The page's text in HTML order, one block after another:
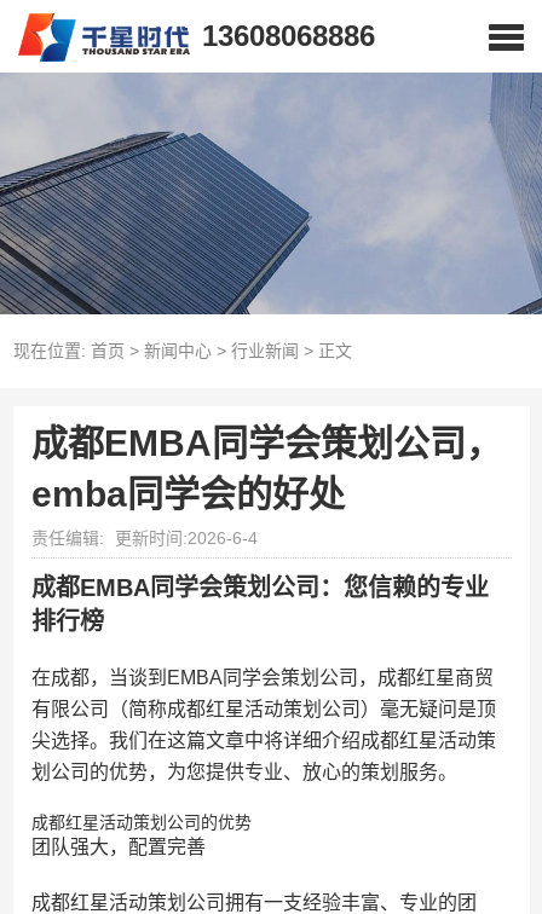
13608068886
现在位置: 首页 > 新闻中心> 行业新闻 > 正文
成都EMBA同学会策划公司，
emba同学会的好处
责任编辑: 更新时间:2026-6-4
成都EMBA同学会策划公司：您信赖的专业
排行榜
在成都，当谈到EMBA同学会策划公司，成都红星商贸
有限公司（简称成都红星活动策划公司）毫无疑问是顶
尖选择。我们在这篇文章中将详细介绍成都红星活动策
划公司的优势，为您提供专业、放心的策划服务。
成都红星活动策划公司的优势
团队强大，配置完善
成都红星活动策划公司拥有一支经验丰富、专业的团